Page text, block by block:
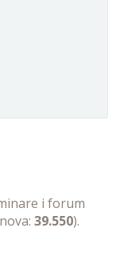
i forum
39.550).